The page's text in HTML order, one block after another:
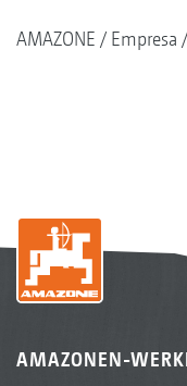
AMAZONE Empresa
AMAZONEN-